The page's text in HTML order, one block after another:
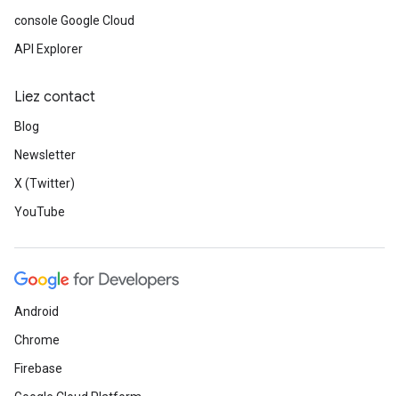
console Google Cloud
API Explorer
Liez contact
Blog
Newsletter
X (Twitter)
YouTube
Android
Chrome
Firebase